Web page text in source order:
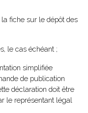
la fiche sur le dépôt des
le cas échéant ;
simplifiée
de publication
déclaration doit être
le représentant légal